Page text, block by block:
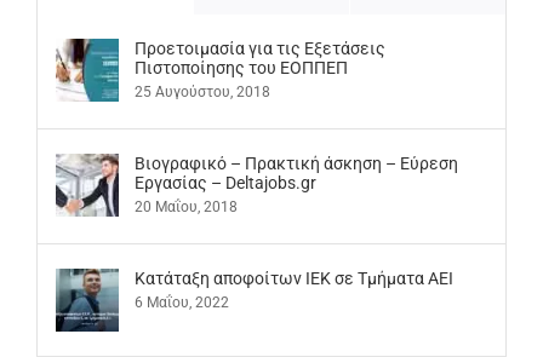
Προετοιμασία για τις Εξετάσεις
Πιστοποίησης του ΕΟΠΠΕΠ
25 Αυγούστου, 2018
Βιογραφικό – Πρακτική άσκηση – Εύρεση
Εργασίας – Deltajobs.gr
20 Μαΐου, 2018
Kατάταξη αποφοίτων ΙΕΚ σε Τμήματα ΑΕΙ
6 Μαΐου, 2022